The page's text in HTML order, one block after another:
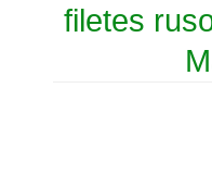
filetes